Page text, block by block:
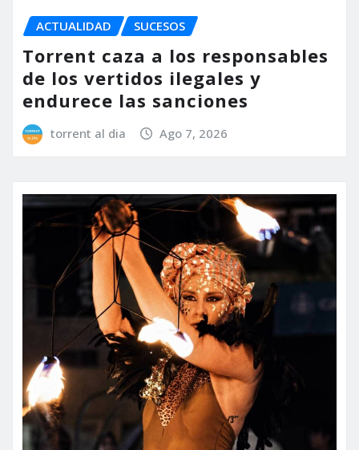
ACTUALIDAD SUCESOS
Torrent caza a los responsables
de los vertidos ilegales y
endurece las sanciones
torrent al dia Ago 7, 2026